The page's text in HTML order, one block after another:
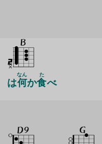
は何
なん
か食
た
べ